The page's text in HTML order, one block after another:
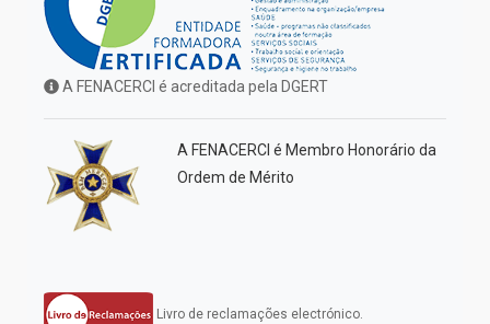
A FENACERCI é acreditada pela DGERT
A FENACERCI é Membro Honorário da
Ordem de Mérito
Livro de reclamações electrónico.